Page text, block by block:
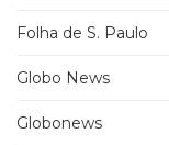
Folha de S. Paulo
Globo News
Globonews